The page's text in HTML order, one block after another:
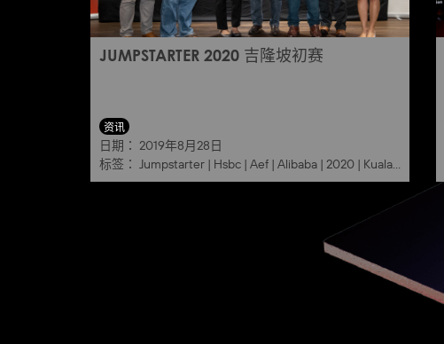
JUMPSTARTER 2020 吉隆坡初赛
资讯
日期： 2019年8月28日
标签： Jumpstarter | Hsbc | Aef | Alibaba | 2020 | Kuala lumpur